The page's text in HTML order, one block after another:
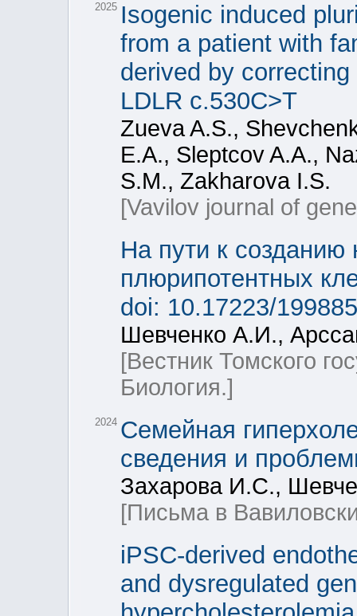
2025 Isogenic induced
from a patient with
derived by
LDLR c.530C>T
Zueva A.S.,
E.A., Sleptcov A.A.,
S.M., Zakharova I.S.
[Vavilov journal of
На пути к
плюрипотентных
doi: 10.17223/
Шевченко А.И.,
[Вестник Томского
Биология.]
2024 Cемейная
сведения и
Захарова И.С.,
[Письма в
iPSC-derived
and dysregulated